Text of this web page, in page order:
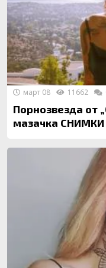
Порнозвезда от
мазачка СНИМКИ
март 08 11662